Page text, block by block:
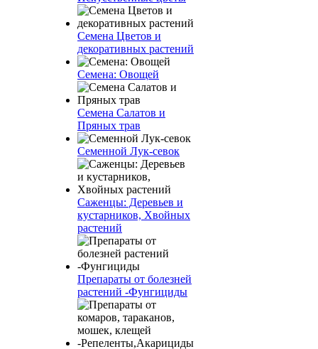
Семена Цветов и
декоративных растений
Семена: Овощей
Семена Салатов и
Пряных трав
Семенной Лук-севок
Саженцы: Деревьев и
кустарников, Хвойных
растений
Препараты от болезней
растений -Фунгициды